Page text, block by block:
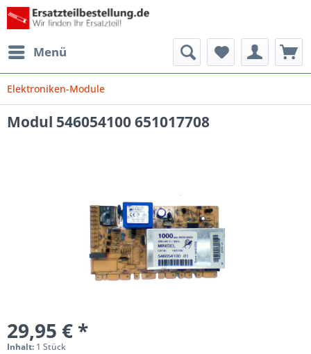
Menü
Elektroniken-Module
Modul 546054100 651017708
29,95 € *
Inhalt: 1 Stück